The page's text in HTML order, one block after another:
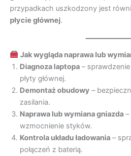
przypadkach uszkodzony jest
płycie głównej.
Jak wygląda naprawa lub
Diagnoza laptopa –
płyty głównej.
Demontaż obudowy –
zasilania.
Naprawa lub wymiana gniazda
wzmocnienie styków.
Kontrola układu ładowania –
połączeń z baterią.